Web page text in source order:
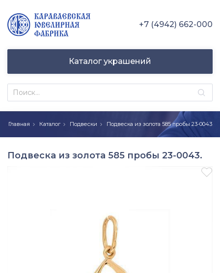
+7 (4942) 662-000
Каталог украшений
Главная Каталог Подвески Подвеска из золота 585 пробы 23-0043
Подвеска из золота 585 пробы 23-0043.
